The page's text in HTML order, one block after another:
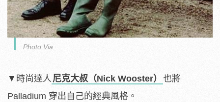
Photo Via
▼時尚達人 尼克大叔（Nick Wooster） 也將
Palladium 穿出自己的經典風格。